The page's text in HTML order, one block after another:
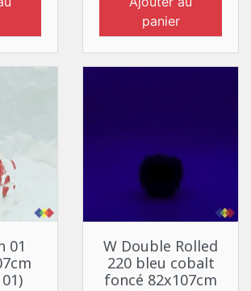
panier
01
W Double Rolled
220 bleu cobalt
foncé 82x107cm